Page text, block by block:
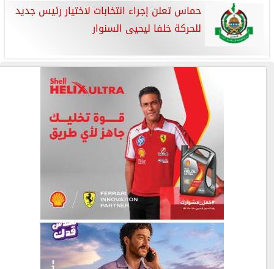
حماس تعلن إجراء انتخابات لاختيار رئيس جديد
للحركة خلفا ليحيى السنوار